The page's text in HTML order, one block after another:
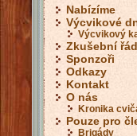
Nabízíme
Výcvikové
Výcvikový
Zkušební
Sponzoři
Odkazy
Kontakt
O nás
Kronika
Pouze pro
Brigády